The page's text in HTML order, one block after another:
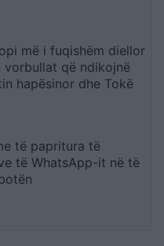
më i fuqishëm diellor
vorbullat që ndikojnë
hapësinor dhe Tokë
të papritura të
të WhatsApp-it në të